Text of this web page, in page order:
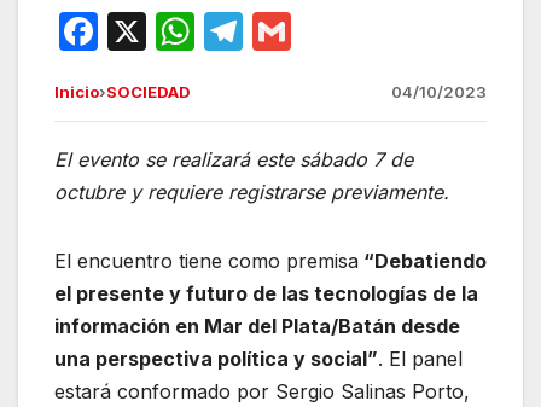
F
c
e
b
o
k
X
W
s
A
p
T
gr
a
Inicio›SOCIEDAD 04/10/2023
El evento se realizará este sábado 7 de
octubre y requiere registrarse previamente.
El encuentro tiene como premisa “Debatiendo
el presente y futuro de las tecnologías de la
información en Mar del Plata/Batán desde
una perspectiva política y social”. El panel
estará conformado por Sergio Salinas Porto,